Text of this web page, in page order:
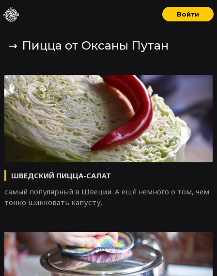
Войти
Пицца от Оксаны Путан
ШВЕДСКИЙ ПИЦЦА-САЛАТ
самый популярный в Швеции. А ещё немного о том, чем
тонко шинковать капусту.